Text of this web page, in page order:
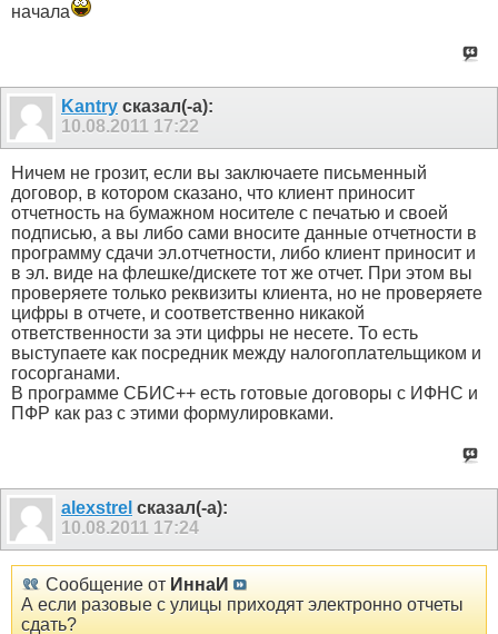
начала
Kantry сказал(-а):
10.08.2011 17:22
Ничем не грозит, если вы заключаете письменный
договор, в котором сказано, что клиент приносит
отчетность на бумажном носителе с печатью и своей
подписью, а вы либо сами вносите данные отчетности в
программу сдачи эл.отчетности, либо клиент приносит и
в эл. виде на флешке/дискете тот же отчет. При этом вы
проверяете только реквизиты клиента, но не проверяете
цифры в отчете, и соответственно никакой
ответственности за эти цифры не несете. То есть
выступаете как посредник между налогоплательщиком и
госорганами.
В программе СБИС++ есть готовые договоры с ИФНС и
ПФР как раз с этими формулировками.
alexstrel сказал(-а):
10.08.2011 17:24
Сообщение от ИннаИ
А если разовые с улицы приходят электронно отчеты
сдать?